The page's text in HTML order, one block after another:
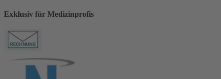
Exklusiv für Medizinprofis